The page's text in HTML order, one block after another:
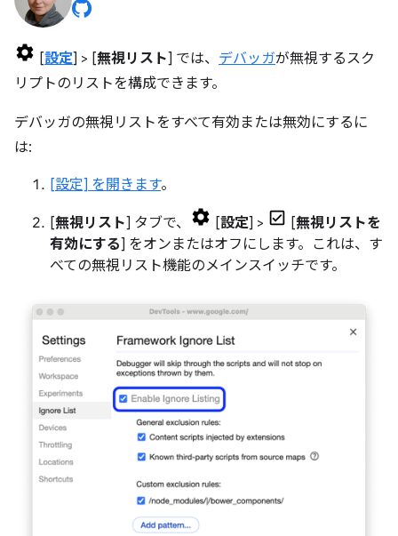
[設定] > [無視リスト] では、 デバッガが無視するスク
リプトのリストを構成できます。
デバッガの無視リストをすべて有効または無効にするに
は:
[設定] を開きます。
[無視リスト] タブで、 [設定] > [無視リストを
有効にする] をオンまたはオフにします。これは、す
べての無視リスト機能のメインスイッチです。